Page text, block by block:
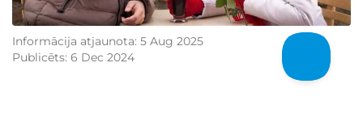
Informācija atjaunota: 5 Aug 2025
Publicēts: 6 Dec 2024